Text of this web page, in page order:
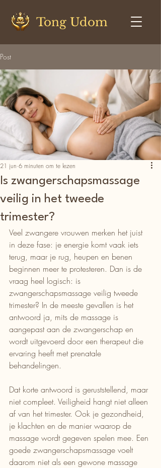
Tong Udom
Post
Is zwangerschapsmassage
veilig in het tweede
trimester?
21 jun 6 minuten om te lezen
Veel zwangere vrouwen merken het juist
in deze fase: je energie komt vaak iets
terug, maar je rug, heupen en benen
beginnen meer te protesteren. Dan is de
vraag heel logisch: is
zwangerschapsmassage veilig tweede
trimester? In de meeste gevallen is het
antwoord ja, mits de massage is
aangepast aan de zwangerschap en
wordt uitgevoerd door een therapeut die
ervaring heeft met prenatale
behandelingen.
Dat korte antwoord is geruststellend, maar
niet compleet. Veiligheid hangt niet alleen
af van het trimester. Ook je gezondheid,
je klachten en de manier waarop de
massage wordt gegeven spelen mee. Een
goede zwangerschapsmassage voelt
daarom niet als een gewone massage